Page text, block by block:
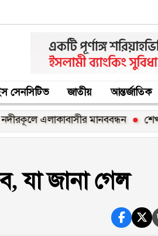
সেনসিটিভ জাতীয় আন্তর্জাতিক
মানববন্ধন শেখ হাসিনার
যা জানা গেল